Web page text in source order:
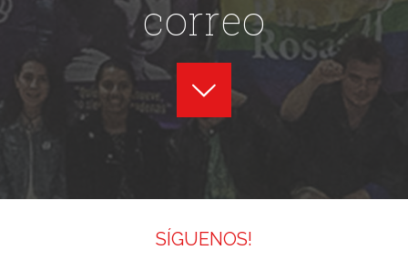
correo
SÍGUENOS!